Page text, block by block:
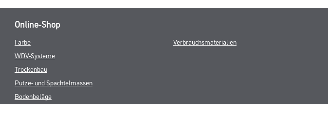
Online-Shop
Farbe
WDV-Systeme
Trockenbau
Putze- und Spachtelmassen
Bodenbeläge
Verbrauchsmaterialien